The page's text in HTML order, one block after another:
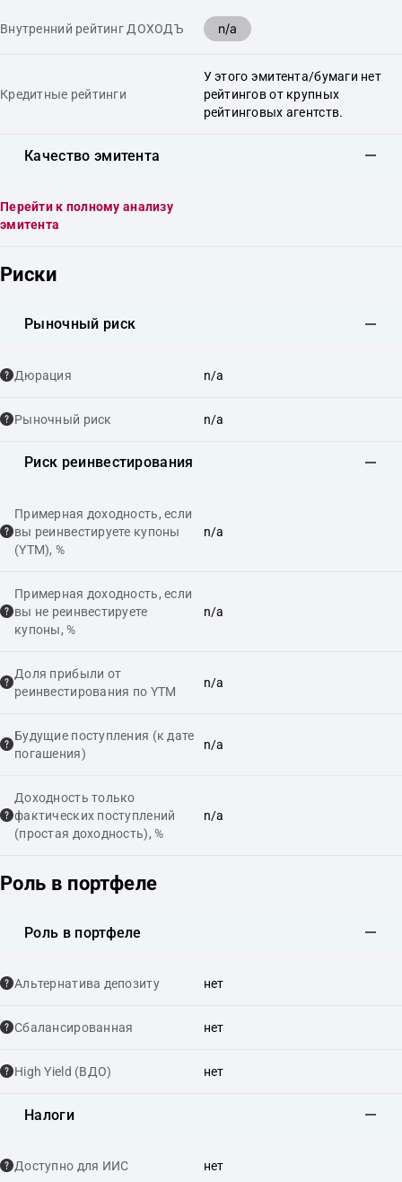
Внутренний рейтинг ДОХОДЪ n/a
Кредитные рейтинги
У этого эмитента/бумаги нет
рейтингов от крупных
рейтинговых агентств.
Качество эмитента
Перейти к полному анализу
эмитента
Риски
Рыночный риск
Дюрация n/a
Рыночный риск n/a
Риск реинвестирования
Примерная доходность, если
вы реинвестируете купоны
(YTM), %
n/a
Примерная доходность, если
вы не реинвестируете
купоны, %
n/a
Доля прибыли от
реинвестирования по YTM
n/a
Будущие поступления (к дате
погашения)
n/a
Доходность только
фактических поступлений
(простая доходность), %
n/a
Роль в портфеле
Роль в портфеле
Альтернатива депозиту нет
Сбалансированная нет
High Yield (ВДО) нет
Налоги
Доступно для ИИС нет